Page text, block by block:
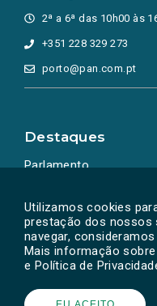
Utilizamos cookies
prestação dos nossos
navegar,
Mais informação
e Política de
2ª a 6ª das 10h00 às
+351 228 329 273
porto@pan.com.pt
Destaques
Parlamento